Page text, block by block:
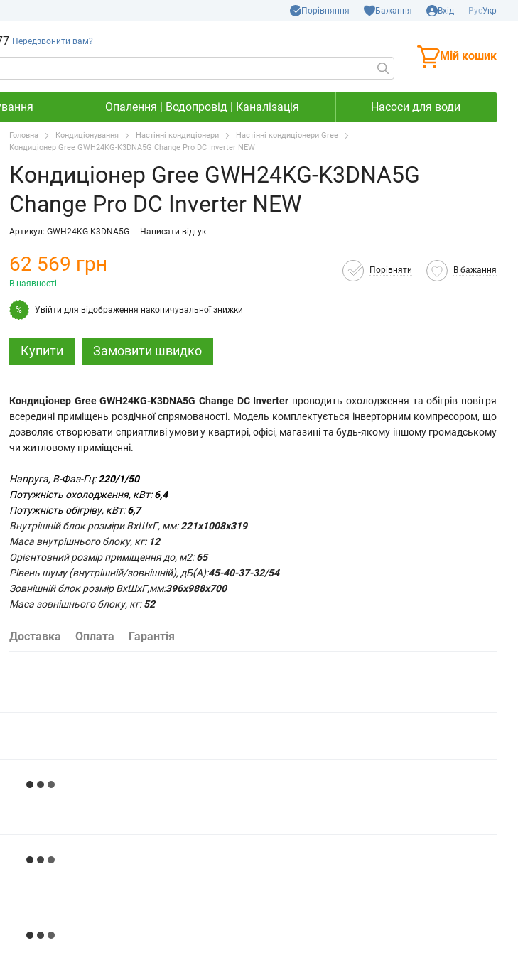
Порівняння Бажання Вхід РусУкр
Передзвонити вам?
Мій кошик
Опалення | Водопровід | Каналізація Насоси для води
Головна Кондиціонування Настінні кондиціонери
Настінні кондиціонери Gree
Кондиціонер Gree GWH24KG-K3DNA5G Change Pro DC Inverter NEW
Кондиціонер Gree GWH24KG-K3DNA5G
Change Pro DC Inverter NEW
Артикул: GWH24KG-K3DNA5G Написати відгук
62 569 грн
В наявності
Порівняти В бажання
% Увійти для відображення накопичувальної знижки
Купити Замовити швидко
Кондиціонер Gree GWH24KG-K3DNA5G Change DC Inverter проводить охолодження та обігрів повітря
всередині приміщень роздічної спрямованості. Модель комплектується інверторним компресором, що
дозволяє створювати сприятливі умови у квартирі, офісі, магазині та будь-якому іншому громадському
чи житловому приміщенні.
Напруга, В-Фаз-Гц:220/1/50
Потужність охолодження, кВт:6,4
Потужність обігріву, кВт:6,7
Внутрішній блок розміри ВхШхГ, мм: 221х1008х319
Маса внутрішнього блоку, кг:12
Орієнтовний розмір приміщення до, м2:65
Рівень шуму (внутрішній/зовнішній), дБ(А):45-40-37-32/54
Зовнішній блок розмір ВхШхГ,мм:396х988х700
Маса зовнішнього блоку, кг:52
Доставка Оплата Гарантія